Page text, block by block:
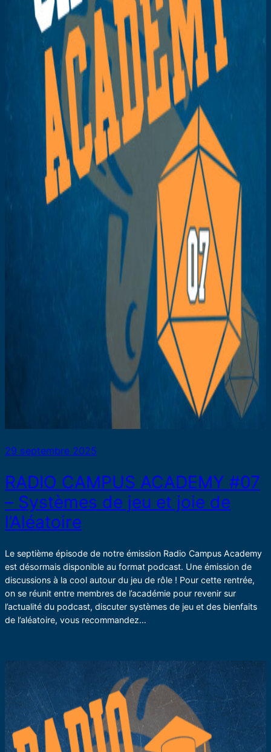
29 septembre 2025
RADIO CAMPUS ACADEMY #07
– Systèmes de jeu et joie de
l’Aléatoire
Le septième épisode de notre émission Radio Campus Academy
est désormais disponible au format podcast. Une émission de
discussions à la cool autour du jeu de rôle ! Pour cette rentrée,
on se réunit entre membres de l’académie pour revenir sur
l’actualité du podcast, discuter systèmes de jeu et des bienfaits
de l’aléatoire, vous recommandez…